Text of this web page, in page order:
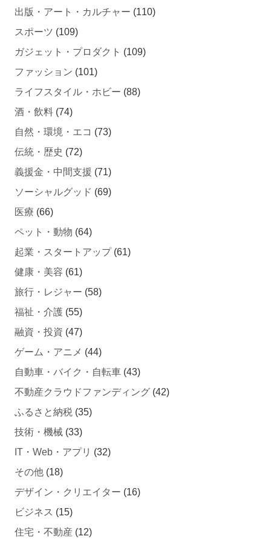
出版・アート・カルチャー (110)
スポーツ (109)
ガジェット・プロダクト (109)
ファッション (101)
ライフスタイル・ホビー (88)
酒・飲料 (74)
自然・環境・エコ (73)
伝統・歴史 (72)
義援金・中間支援 (71)
ソーシャルグッド (69)
医療 (66)
ペット・動物 (64)
起業・スタートアップ(61)
健康・美容 (61)
旅行・レジャー (58)
福祉・介護 (55)
融資・投資 (47)
ゲーム・アニメ (44)
自動車・バイク・自転車 (43)
不動産クラウドファンディング (42)
ふるさと納税 (35)
技術・機械 (33)
IT・Web・アプリ (32)
その他 (18)
デザイン・クリエイター (16)
ビジネス (15)
住宅・不動産 (12)